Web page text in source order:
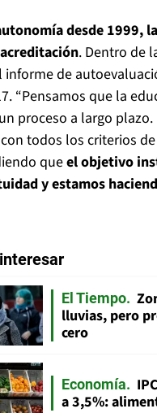
desde 1999,
. Dentro de
informe de
“Pensamos que la
proceso a largo
todos los criterios
queel objetivo
y estamos
El Tiempo
lluvias, pero
cero
Economía
a 3,5%: